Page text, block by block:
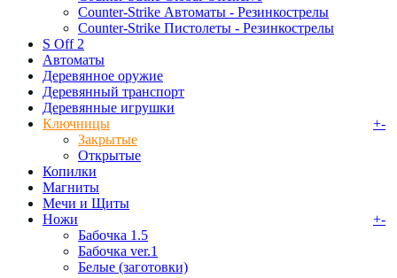
Counter-Strike Автоматы - Резинкострелы
Counter-Strike Пистолеты - Резинкострелы
S Off 2
Автоматы
Деревянное оружие
Деревянный транспорт
Деревянные игрушки
Ключницы
+-
Закрытые
Открытые
Копилки
Магниты
Мечи и Щиты
Ножи
+-
Бабочка 1.5
Бабочка ver.1
Белые (заготовки)